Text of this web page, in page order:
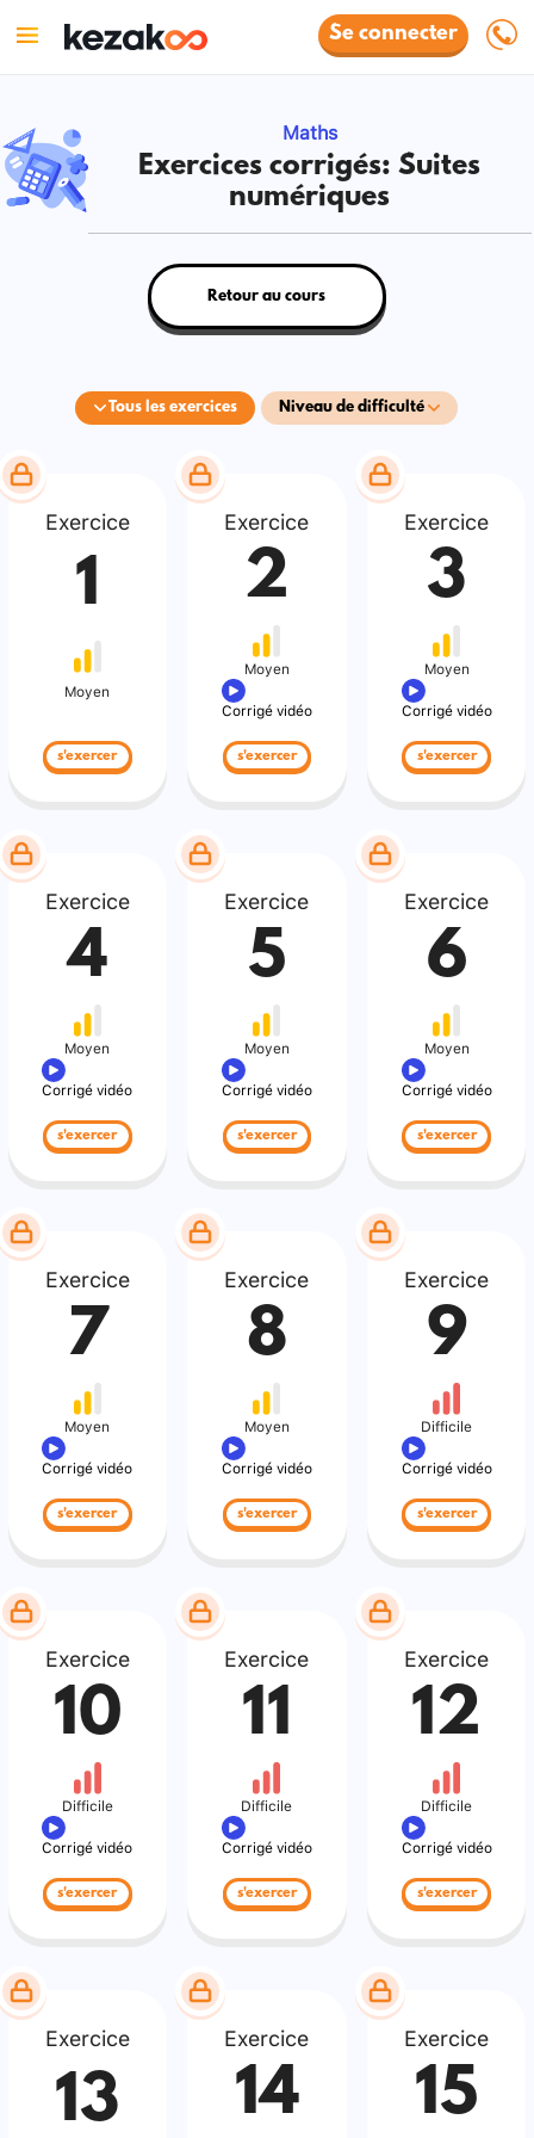
Se connecter
Maths
Exercices corrigés: Suites
numériques
Tous les exercices Niveau de difficulté
Retour au cours
Exercice
1
Moyen
s'exercer
Exercice
2
Moyen
Corrigé vidéo
s'exercer
Exercice
3
Moyen
Corrigé vidéo
s'exercer
Exercice
4
Moyen
Corrigé vidéo
s'exercer
Exercice
5
Moyen
Corrigé vidéo
s'exercer
Exercice
6
Moyen
Corrigé vidéo
s'exercer
Exercice
7
Moyen
Corrigé vidéo
s'exercer
Exercice
8
Moyen
Corrigé vidéo
s'exercer
Exercice
9
Difficile
Corrigé vidéo
s'exercer
Exercice
10
Difficile
Corrigé vidéo
s'exercer
Exercice
11
Difficile
Corrigé vidéo
s'exercer
Exercice
12
Difficile
Corrigé vidéo
s'exercer
Exercice
13
Exercice
14
Exercice
15